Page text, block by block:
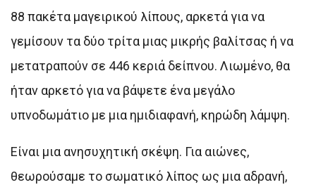
88 πακέτα μαγειρικού λίπους, αρκετά για να
γεμίσουν τα δύο τρίτα μιας μικρής βαλίτσας ή να
μετατραπούν σε 446 κεριά δείπνου. Λιωμένο, θα
ήταν αρκετό για να βάψετε ένα μεγάλο
υπνοδωμάτιο με μια ημιδιαφανή, κηρώδη λάμψη.
Είναι μια ανησυχητική σκέψη. Για αιώνες,
θεωρούσαμε το σωματικό λίπος ως μια αδρανή,